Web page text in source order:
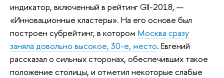
индикатор, включенный в рейтинг GII-2018, —
«Инновационные кластеры». На его основе был
построен субрейтинг, в котором Москва сразу
заняла довольно высокое, 30-е, место. Евгений
рассказал о сильных сторонах, обеспечивших такое
положение столицы, и отметил некоторые слабые